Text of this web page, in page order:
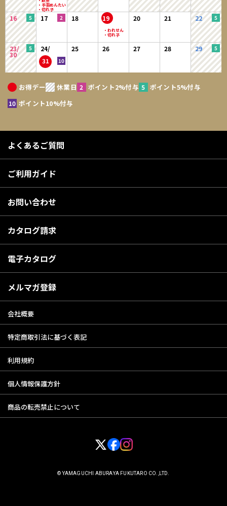
16 17 18 19 20 21 22
23/
30
24/
31
25 26 27 28 29
お得デー 休業日 ポイント2%付与
ポイント5%付与
ポイント10%付与
よくあるご質問
ご利用ガイド
お問い合わせ
カタログ請求
電子カタログ
メルマガ登録
会社概要
特定商取引法に基づく表記
利用規約
個人情報保護方針
商品の転売禁止について
© YAMAGUCHI ABURAYA FUKUTARO CO.,LTD.